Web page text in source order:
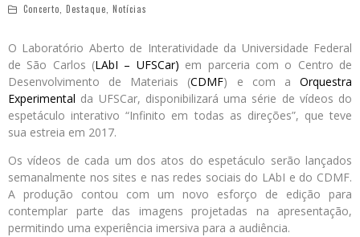
Concerto, Destaque, Notícias
O Laboratório Aberto de Interatividade da Universidade Federal
de São Carlos (LAbI – UFSCar) em parceria com o Centro de
Desenvolvimento de Materiais (CDMF) e com a Orquestra
Experimental da UFSCar, disponibilizará uma série de vídeos do
espetáculo interativo “Infinito em todas as direções”, que teve
sua estreia em 2017.
Os vídeos de cada um dos atos do espetáculo serão lançados
semanalmente nos sites e nas redes sociais do LAbI e do CDMF.
A produção contou com um novo esforço de edição para
contemplar parte das imagens projetadas na apresentação,
permitindo uma experiência imersiva para a audiência.